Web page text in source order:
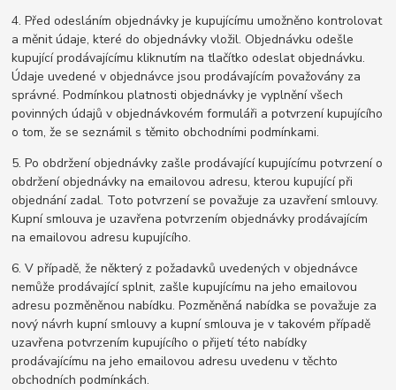
4. Před odesláním objednávky je kupujícímu umožněno kontrolovat
a měnit údaje, které do objednávky vložil. Objednávku odešle
kupující prodávajícímu kliknutím na tlačítko odeslat objednávku.
Údaje uvedené v objednávce jsou prodávajícím považovány za
správné. Podmínkou platnosti objednávky je vyplnění všech
povinných údajů v objednávkovém formuláři a potvrzení kupujícího
o tom, že se seznámil s těmito obchodními podmínkami.
5. Po obdržení objednávky zašle prodávající kupujícímu potvrzení o
obdržení objednávky na emailovou adresu, kterou kupující při
objednání zadal. Toto potvrzení se považuje za uzavření smlouvy.
Kupní smlouva je uzavřena potvrzením objednávky prodávajícím
na emailovou adresu kupujícího.
6. V případě, že některý z požadavků uvedených v objednávce
nemůže prodávající splnit, zašle kupujícímu na jeho emailovou
adresu pozměněnou nabídku. Pozměněná nabídka se považuje za
nový návrh kupní smlouvy a kupní smlouva je v takovém případě
uzavřena potvrzením kupujícího o přijetí této nabídky
prodávajícímu na jeho emailovou adresu uvedenu v těchto
obchodních podmínkách.